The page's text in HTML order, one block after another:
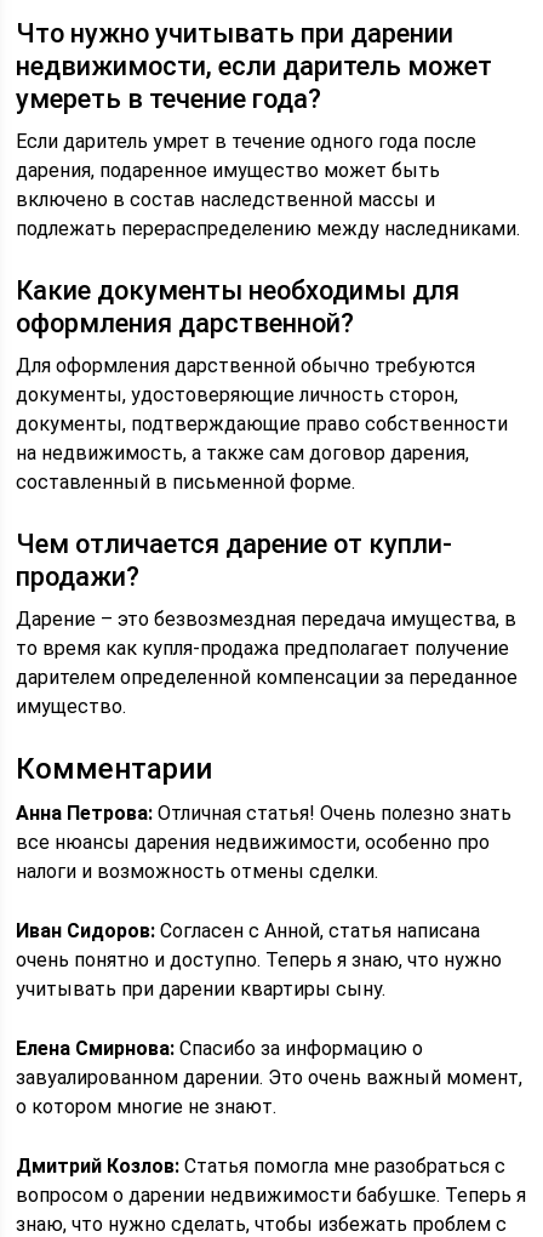
Что нужно учитывать при дарении
недвижимости, если даритель может
умереть в течение года?
Если даритель умрет в течение одного года после
дарения, подаренное имущество может быть
включено в состав наследственной массы и
подлежать перераспределению между наследниками.
Какие документы необходимы для
оформления дарственной?
Для оформления дарственной обычно требуются
документы, удостоверяющие личность сторон,
документы, подтверждающие право собственности
на недвижимость, а также сам договор дарения,
составленный в письменной форме.
Чем отличается дарение от купли-
продажи?
Дарение – это безвозмездная передача имущества, в
то время как купля-продажа предполагает получение
дарителем определенной компенсации за переданное
имущество.
Комментарии
Анна Петрова: Отличная статья! Очень полезно знать
все нюансы дарения недвижимости, особенно про
налоги и возможность отмены сделки.
Иван Сидоров: Согласен с Анной, статья написана
очень понятно и доступно. Теперь я знаю, что нужно
учитывать при дарении квартиры сыну.
Елена Смирнова: Спасибо за информацию о
завуалированном дарении. Это очень важный момент,
о котором многие не знают.
Дмитрий Козлов: Статья помогла мне разобраться с
вопросом о дарении недвижимости бабушке. Теперь я
знаю, что нужно сделать, чтобы избежать проблем с